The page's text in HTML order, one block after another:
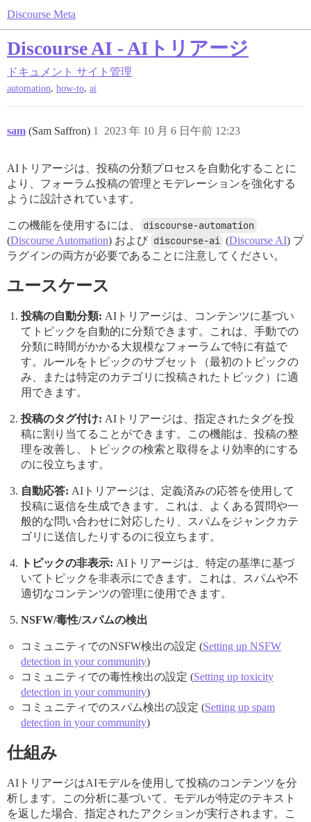
Discourse Meta
Discourse AI - AIトリアージ
ドキュメント サイト管理
automation, how-to, ai
sam (Sam Saffron) 2023 年 10 月 6 日午前 12:23
1
AIトリアージは、投稿の分類プロセスを自動化することに
より、フォーラム投稿の管理とモデレーションを強化する
ように設計されています。
この機能を使用するには、 discourse-automation
(Discourse Automation) および discourse-ai (Discourse AI) プ
ラグインの両方が必要であることに注意してください。
ユースケース
投稿の自動分類: AIトリアージは、コンテンツに基づい
てトピックを自動的に分類できます。これは、手動での
分類に時間がかかる大規模なフォーラムで特に有益で
す。ルールをトピックのサブセット（最初のトピックの
み、または特定のカテゴリに投稿されたトピック）に適
用できます。
投稿のタグ付け: AIトリアージは、指定されたタグを投
稿に割り当てることができます。この機能は、投稿の整
理を改善し、トピックの検索と取得をより効率的にする
のに役立ちます。
自動応答: AIトリアージは、定義済みの応答を使用して
投稿に返信を生成できます。これは、よくある質問や一
般的な問い合わせに対応したり、スパムをジャンクカテ
ゴリに送信したりするのに役立ちます。
トピックの非表示: AIトリアージは、特定の基準に基づ
いてトピックを非表示にできます。これは、スパムや不
適切なコンテンツの管理に使用できます。
NSFW/毒性/スパムの検出
コミュニティでのNSFW検出の設定 (Setting up NSFW
detection in your community)
コミュニティでの毒性検出の設定 (Setting up toxicity
detection in your community)
コミュニティでのスパム検出の設定 (Setting up spam
detection in your community)
仕組み
AIトリアージはAIモデルを使用して投稿のコンテンツを分
析します。この分析に基づいて、モデルが特定のテキスト
を返した場合、指定されたアクションが実行されます。こ